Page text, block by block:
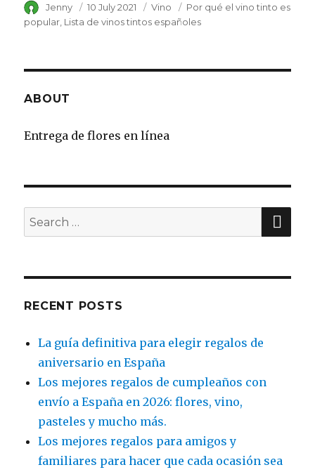
Author
Jenny
Posted
on
10 July 2021 Category
Vino Tags
Por qué el vino tinto es
popular Lista de vinos tintos españoles
ABOUT
Entrega de flores en línea
Search
for:
RECENT POSTS
La guía definitiva para elegir regalos de
aniversario en España
Los mejores regalos de cumpleaños con
envío a España en 2026: flores, vino,
pasteles y mucho más.
Los mejores regalos para amigos y
familiares para hacer que cada ocasión sea